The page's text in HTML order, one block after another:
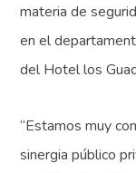
materia de
en el
del Hotel los
“Estamos muy
sinergia público